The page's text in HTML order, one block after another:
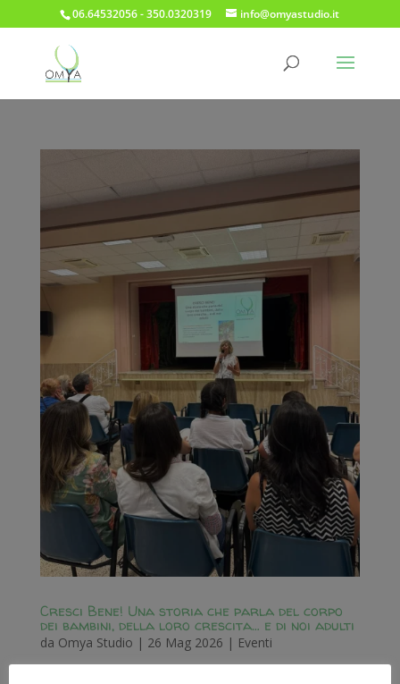
06.64532056 - 350.0320319 info@omyastudio.it
Cresci Bene! Una storia che parla del corpo
dei bambini, della loro crescita… e di noi adulti
da Omya Studio | 26 Mag 2026 | Eventi